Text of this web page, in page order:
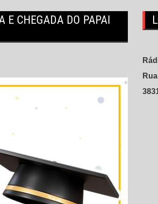
E CHEGADA DO PAPAI